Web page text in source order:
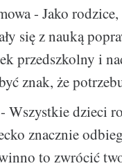
- Jako
się z nauką
przedszkolny i
znak, że
Wszystkie dzieci
znacznie
to zwrócić